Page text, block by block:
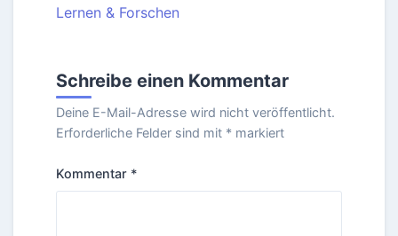
Lernen & Forschen
Schreibe einen Kommentar
Deine E-Mail-Adresse wird nicht veröffentlicht.
Erforderliche Felder sind mit * markiert
Kommentar *